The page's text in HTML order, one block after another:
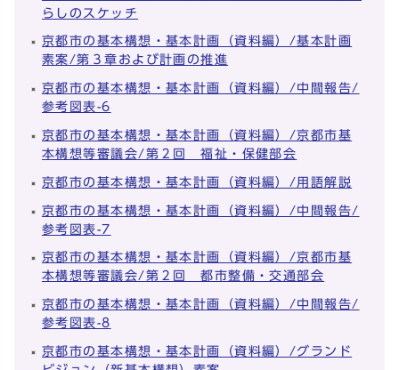
らしのスケッチ
京都市の基本構想・基本計画（資料編）/基本計画
素案/第３章および計画の推進
京都市の基本構想・基本計画（資料編）/中間報告/
参考図表-6
京都市の基本構想・基本計画（資料編）/京都市基
本構想等審議会/第２回 福祉・保健部会
京都市の基本構想・基本計画（資料編）/用語解説
京都市の基本構想・基本計画（資料編）/中間報告/
参考図表-7
京都市の基本構想・基本計画（資料編）/京都市基
本構想等審議会/第２回 都市整備・交通部会
京都市の基本構想・基本計画（資料編）/中間報告/
参考図表-8
京都市の基本構想・基本計画（資料編）/グランド